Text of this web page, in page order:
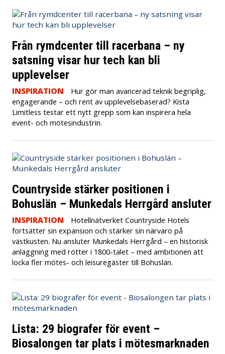
Från rymdcenter till racerbana – ny
satsning visar hur tech kan bli
upplevelser
INSPIRATION
Hur gör man avancerad teknik begriplig,
engagerande – och rent av upplevelsebaserad? Kista
Limitless testar ett nytt grepp som kan inspirera hela
event- och mötesindustrin.
Countryside stärker positionen i
Bohuslän – Munkedals Herrgård ansluter
INSPIRATION
Hotellnätverket Countryside Hotels
fortsätter sin expansion och stärker sin närvaro på
västkusten. Nu ansluter Munkedals Herrgård – en historisk
anläggning med rötter i 1800-talet – med ambitionen att
locka fler mötes- och leisuregäster till Bohuslän.
Lista: 29 biografer för event –
Biosalongen tar plats i mötesmarknaden